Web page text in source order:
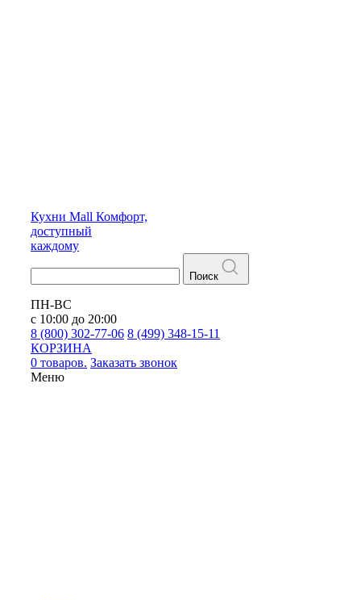
Кухни Mall Комфорт,
доступный
каждому
Поиск
ПН-ВС
с 10:00 до 20:00
8 (800) 302-77-06 8 (499) 348-15-11
КОРЗИНА
0 товаров. Заказать звонок
Меню